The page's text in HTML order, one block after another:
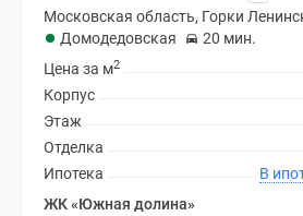
Московская область, Горки
Домодедовская
20 мин.
Цена за м2
Корпус
Этаж
Отделка
Ипотека
ЖК «Южная долина»